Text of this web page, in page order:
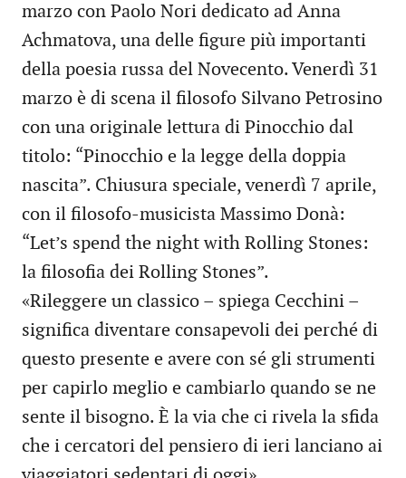
marzo con Paolo Nori dedicato ad Anna
Achmatova, una delle figure più importanti
della poesia russa del Novecento. Venerdì 31
marzo è di scena il filosofo Silvano Petrosino
con una originale lettura di Pinocchio dal
titolo: “Pinocchio e la legge della doppia
nascita”. Chiusura speciale, venerdì 7 aprile,
con il filosofo-musicista Massimo Donà:
“Let’s spend the night with Rolling Stones:
la filosofia dei Rolling Stones”.
«Rileggere un classico – spiega Cecchini –
significa diventare consapevoli dei perché di
questo presente e avere con sé gli strumenti
per capirlo meglio e cambiarlo quando se ne
sente il bisogno. È la via che ci rivela la sfida
che i cercatori del pensiero di ieri lanciano ai